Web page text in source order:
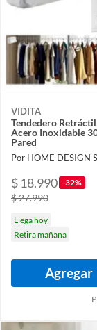
VIDITA
Tendedero
Acero Inoxidable
Pared
Por HOME DESIGN
$ 18.990 -32%
$ 27.990
Llega hoy
Retira mañana
Agregar